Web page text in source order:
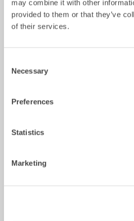
may combine it with other
provided to them or that they’ve
of their services.
Selection
Necessary
Preferences
Statistics
Marketing
Skopa